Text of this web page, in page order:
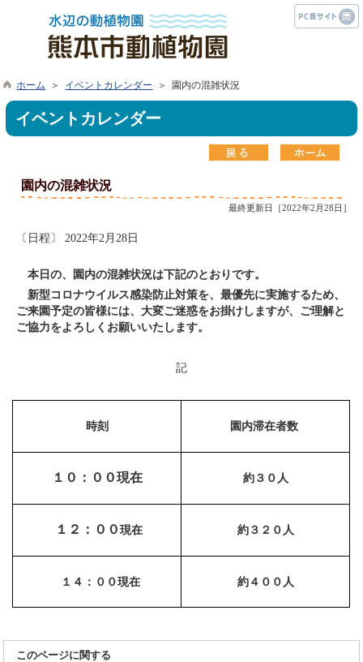
ホーム ＞ イベントカレンダー ＞ 園内の混雑状況
イベントカレンダー
園内の混雑状況
最終更新日［2022年2月28日］
〔日程〕 2022年2月28日
本日の、園内の混雑状況は下記のとおりです。
新型コロナウイルス感染防止対策を、最優先に実施するため、
ご来園予定の皆様には、大変ご迷惑をお掛けしますが、ご理解と
ご協力をよろしくお願いいたします。
記
時刻 園内滞在者数
１０：００現在 約３０人
１２ ：００現在 約３２０人
１４：００現在 約４００人
このページに関する